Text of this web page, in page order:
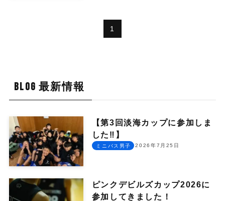
1
BLOG 最新情報
【第3回淡海カップに参加しま
した‼︎】
2026年7月25日
ミニバス男子
ピンクデビルズカップ2026に
参加してきました！